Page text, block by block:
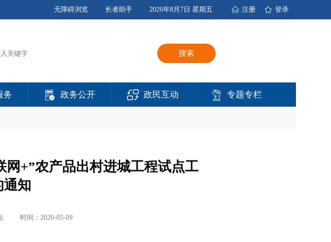
登录
注册
2026年8月7日 星期五
长者助手
无障碍浏览
搜索
务 政务公开 政民互动 专题专栏
+”农产品出村进城工程试点工
通知
时间：2020-05-09